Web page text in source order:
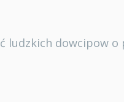
ludzkich dowcipow o